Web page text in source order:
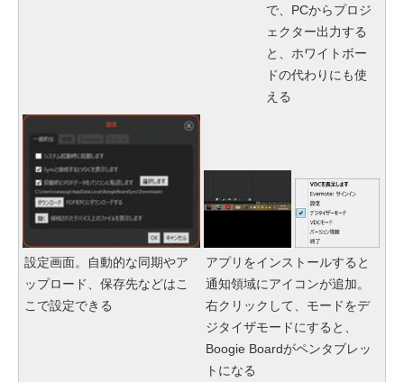
で、PCからプロジ
ェクター出力する
と、ホワイトボー
ドの代わりにも使
える
設定画面。自動的な同期やア
ップロード、保存先などはこ
こで設定できる
アプリをインストールすると
通知領域にアイコンが追加。
右クリックして、モードをデ
ジタイザモードにすると、
Boogie Boardがペンタブレッ
トになる